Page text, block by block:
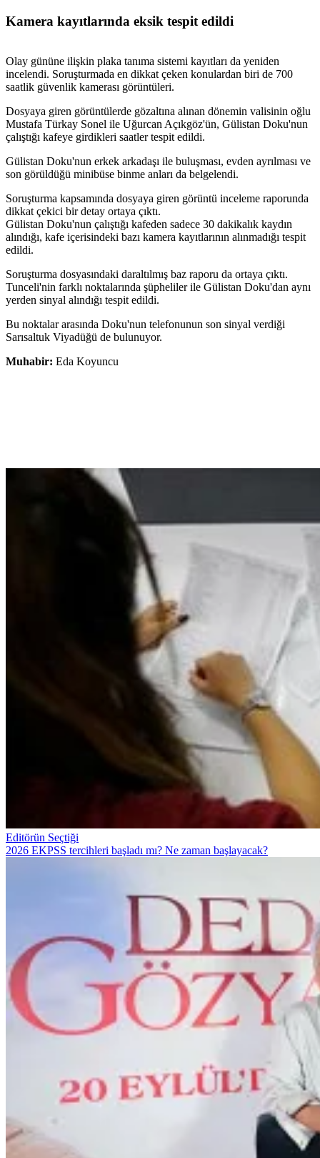
Kamera kayıtlarında eksik tespit edildi
Olay gününe ilişkin plaka tanıma sistemi kayıtları da yeniden
incelendi. Soruşturmada en dikkat çeken konulardan biri de 700
saatlik güvenlik kamerası görüntüleri.
Dosyaya giren görüntülerde gözaltına alınan dönemin valisinin oğlu
Mustafa Türkay Sonel ile Uğurcan Açıkgöz'ün, Gülistan Doku'nun
çalıştığı kafeye girdikleri saatler tespit edildi.
Gülistan Doku'nun erkek arkadaşı ile buluşması, evden ayrılması ve
son görüldüğü minibüse binme anları da belgelendi.
Soruşturma kapsamında dosyaya giren görüntü inceleme raporunda
dikkat çekici bir detay ortaya çıktı.
Gülistan Doku'nun çalıştığı kafeden sadece 30 dakikalık kaydın
alındığı, kafe içerisindeki bazı kamera kayıtlarının alınmadığı tespit
edildi.
Soruşturma dosyasındaki daraltılmış baz raporu da ortaya çıktı.
Tunceli'nin farklı noktalarında şüpheliler ile Gülistan Doku'dan aynı
yerden sinyal alındığı tespit edildi.
Bu noktalar arasında Doku'nun telefonunun son sinyal verdiği
Sarısaltuk Viyadüğü de bulunuyor.
Muhabir: Eda Koyuncu
Editörün Seçtiği
2026 EKPSS tercihleri başladı mı? Ne zaman başlayacak?